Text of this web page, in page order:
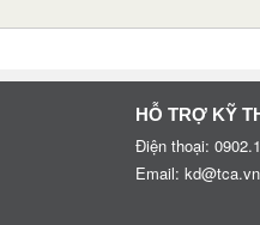
HỖ TRỢ KỸ
Điện thoại:
Email: kd@tca.vn